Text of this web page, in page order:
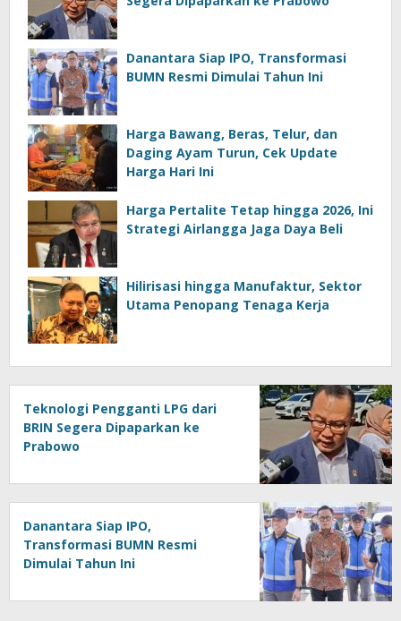
Danantara Siap IPO, Transformasi
BUMN Resmi Dimulai Tahun Ini
Harga Bawang, Beras, Telur, dan
Daging Ayam Turun, Cek Update
Harga Hari Ini
Harga Pertalite Tetap hingga 2026, Ini
Strategi Airlangga Jaga Daya Beli
Hilirisasi hingga Manufaktur, Sektor
Utama Penopang Tenaga Kerja
Teknologi Pengganti LPG dari
BRIN Segera Dipaparkan ke
Prabowo
Danantara Siap IPO,
Transformasi BUMN Resmi
Dimulai Tahun Ini